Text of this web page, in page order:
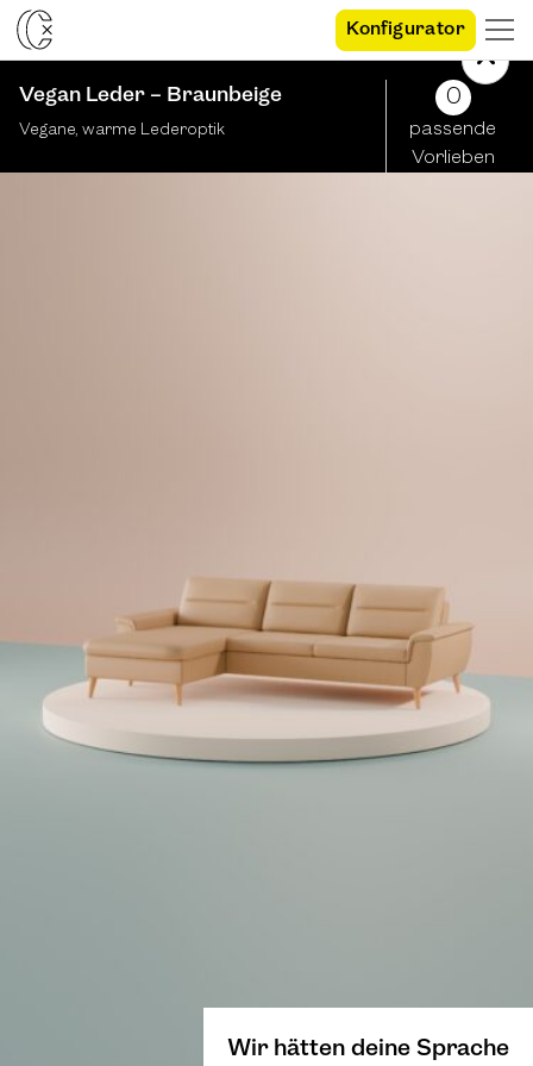
Konfigurator
Vegan Leder – Braunbeige
Vegane, warme Lederoptik
0
passende
Vorlieben
Wir hätten deine Sprache